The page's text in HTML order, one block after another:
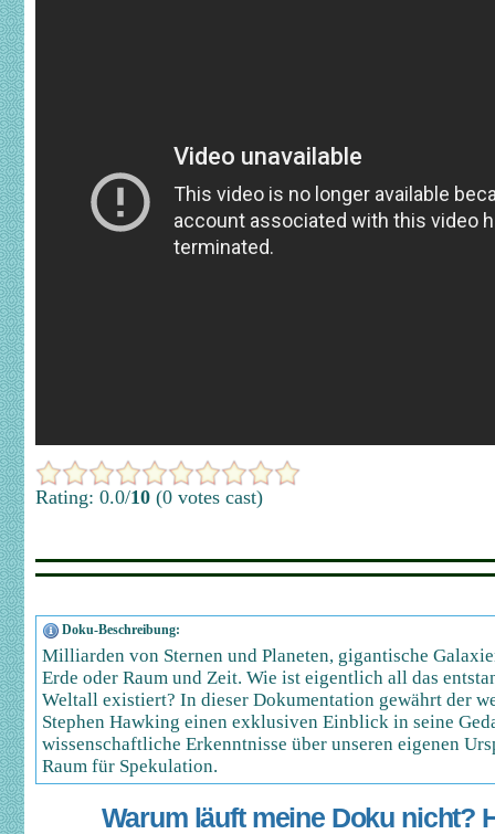
Rating: 0.0/10 (0 votes cast)
Doku-Beschreibung:
Milliarden von Sternen und Planeten, gigantische
Erde oder Raum und Zeit. Wie ist eigentlich all das
Weltall existiert? In dieser Dokumentation gewährt der
Stephen Hawking einen exklusiven Einblick in seine
wissenschaftliche Erkenntnisse über unseren eigenen
Raum für Spekulation.
Warum läuft meine Doku nicht?